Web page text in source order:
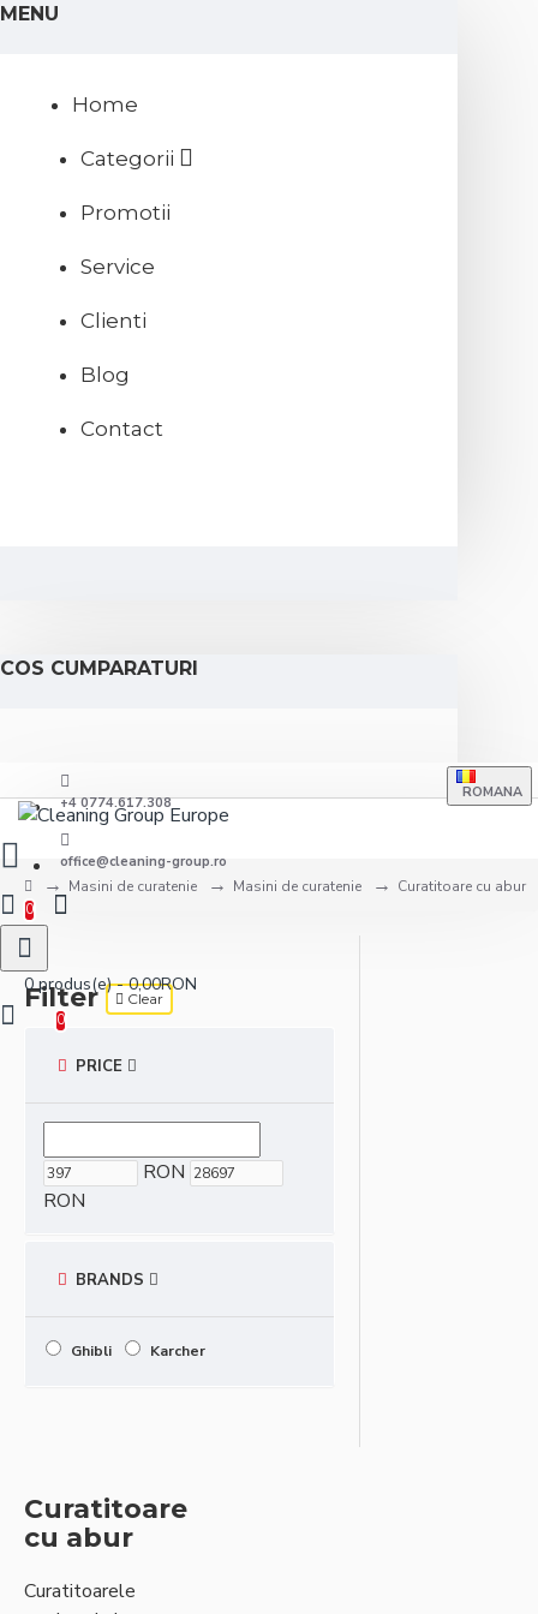
MENU
Home
Categorii
Promotii
Service
Clienti
Blog
Contact
COS CUMPARATURI
+4 0774.617.308
office@cleaning-group.ro
ROMANA
0
0 produs(e) - 0,00RON
0
Masini de curatenie Masini de curatenie Curatitoare cu abur
Filter Clear
PRICE
RON
RON
BRANDS
Ghibli Karcher
Curatitoare
cu abur
Curatitoarele